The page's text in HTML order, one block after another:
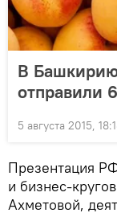
В
отправили
5 августа 2015,
Презентация
и бизнес-
Ахметовой,